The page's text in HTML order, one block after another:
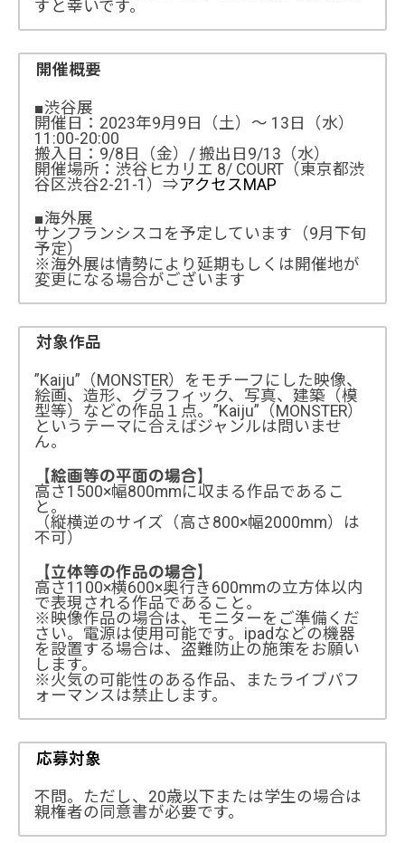
すと幸いです。
開催概要
■渋谷展
開催日：2023年9月9日（土）〜 13日（水）
11:00-20:00
搬入日：9/8日（金）/ 搬出日9/13（水）
開催場所：渋谷ヒカリエ 8/ COURT（東京都渋
谷区渋谷2-21-1）⇒アクセスMAP
■海外展
サンフランシスコを予定しています（9月下旬
予定）
※海外展は情勢により延期もしくは開催地が
変更になる場合がございます
対象作品
”Kaiju”（MONSTER）をモチーフにした映像、
絵画、造形、グラフィック、写真、建築（模
型等）などの作品１点。”Kaiju”（MONSTER）
というテーマに合えばジャンルは問いませ
ん。
【絵画等の平面の場合】
高さ1500×幅800mmに収まる作品であるこ
と。
（縦横逆のサイズ（高さ800×幅2000mm）は
不可）
【立体等の作品の場合】
高さ1100×横600×奥行き600mmの立方体以内
で表現される作品であること。
※映像作品の場合は、モニターをご準備くだ
さい。電源は使用可能です。ipadなどの機器
を設置する場合は、盗難防止の施策をお願い
します。
※火気の可能性のある作品、またライブパフ
ォーマンスは禁止します。
応募対象
不問。ただし、20歳以下または学生の場合は
親権者の同意書が必要です。